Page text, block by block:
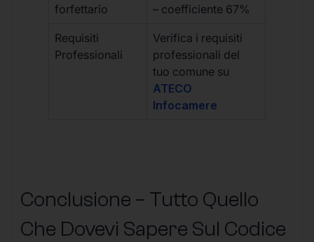
forfettario
– coefficiente 67%
Requisiti
Professionali
Verifica i requisiti
professionali del
tuo comune su
ATECO
Infocamere
Conclusione – Tutto Quello
Che Dovevi Sapere Sul Codice